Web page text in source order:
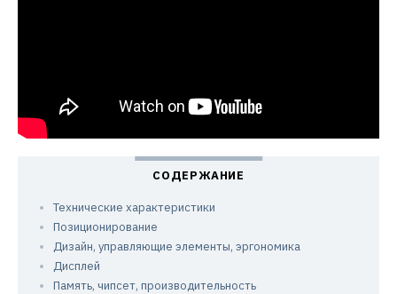
Технические характеристики
Позиционирование
Дизайн, управляющие элементы, эргономика
Дисплей
Память, чипсет, производительность